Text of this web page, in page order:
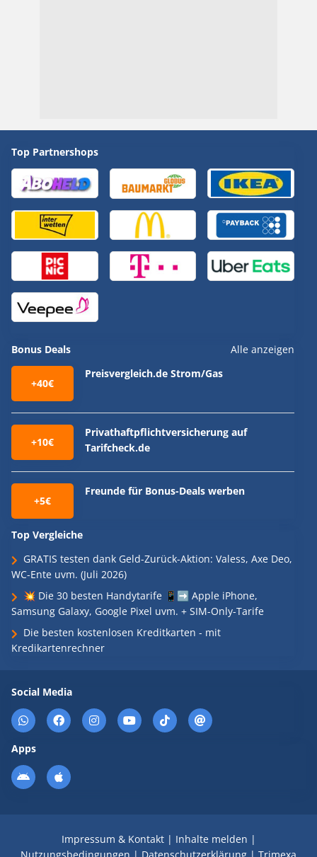
Top Partnershops
Bonus Deals Alle anzeigen
+40€
Preisvergleich.de Strom/Gas
+10€
Privathaftpflichtversicherung auf
Tarifcheck.de
+5€
Freunde für Bonus-Deals werben
Top Vergleiche
GRATIS testen dank Geld-Zurück-Aktion: Valess, Axe Deo,
WC-Ente uvm. (Juli 2026)
💥 Die 30 besten Handytarife 📱➡️ Apple iPhone,
Samsung Galaxy, Google Pixel uvm. + SIM-Only-Tarife
Die besten kostenlosen Kreditkarten - mit
Kredikartenrechner
Social Media
Apps
Impressum & Kontakt| Inhalte melden |